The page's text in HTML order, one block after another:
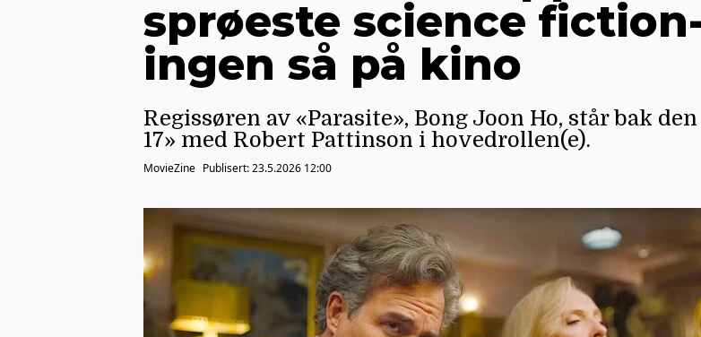
sprøeste science
ingen så på kino
Regissøren av «Parasite», Bong Joon Ho, står bak
17» med Robert Pattinson i hovedrollen(e).
MovieZine Publisert:23.5.2026 12:00